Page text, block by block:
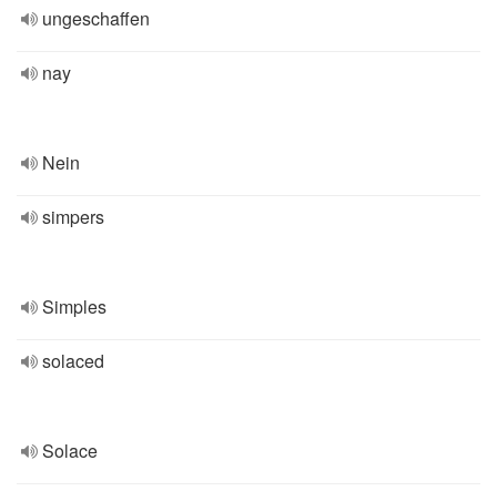
ungeschaffen
nay
Nein
simpers
Simples
solaced
Solace